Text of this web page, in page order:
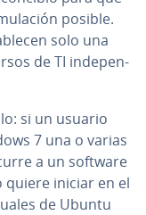
posible.
solo una
de TI in­de­pe­n­
si un usuario
7 una o varias
a un software
quiere iniciar en el
de Ubuntu